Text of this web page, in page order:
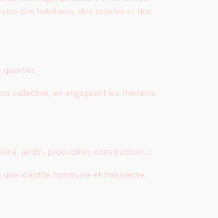
des habi­tants, des artistes et des
quarti­er.
col­lec­tive, en engageant les riverains,
jardin, pro­duc­tion, con­struc­tion…).
une iden­tité com­mune et trans­verse.